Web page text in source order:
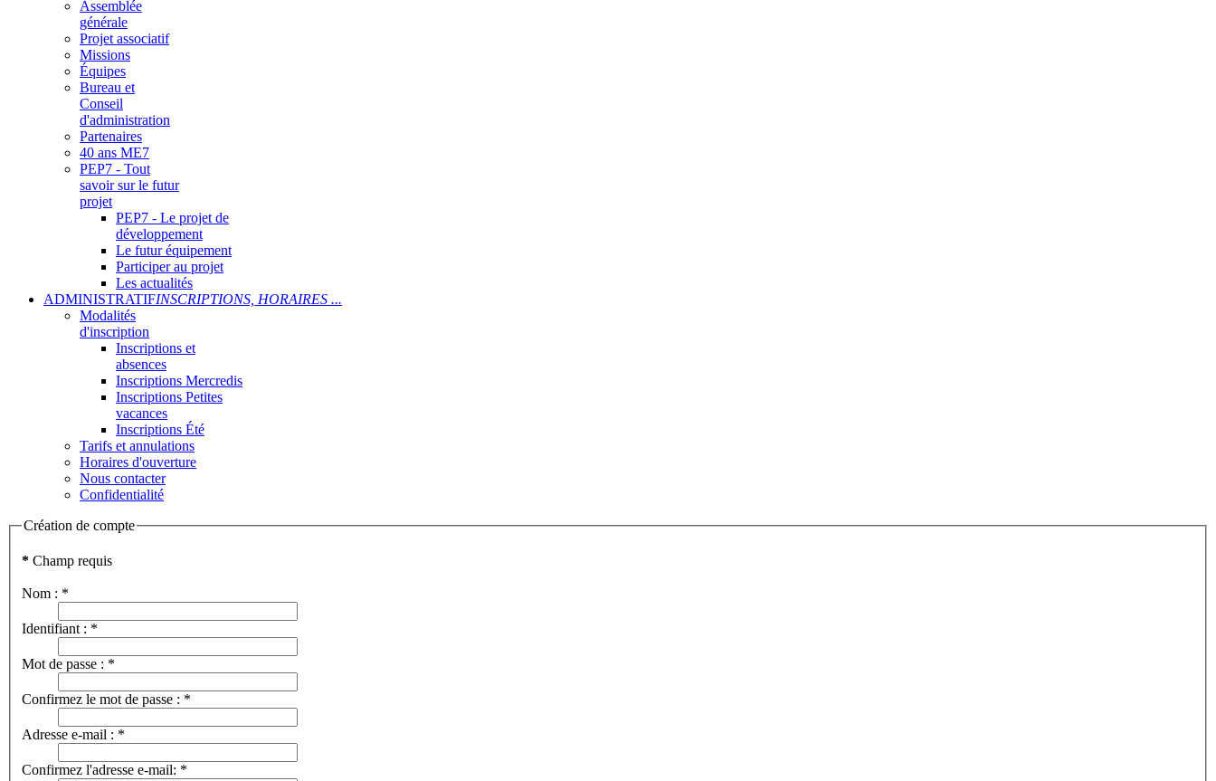
Assemblée
générale
Projet associatif
Missions
Équipes
Bureau et
Conseil
d'administration
Partenaires
40 ans ME7
PEP7 - Tout
savoir sur le futur
projet
PEP7 - Le projet de
développement
Le futur équipement
Participer au projet
Les actualités
ADMINISTRATIFINSCRIPTIONS, HORAIRES ...
Modalités
d'inscription
Inscriptions et
absences
Inscriptions Mercredis
Inscriptions Petites
vacances
Inscriptions Été
Tarifs et annulations
Horaires d'ouverture
Nous contacter
Confidentialité
Création de compte
* Champ requis
Nom : *
Identifiant : *
Mot de passe : *
Confirmez le mot de passe : *
Adresse e-mail : *
Confirmez l'adresse e-mail: *